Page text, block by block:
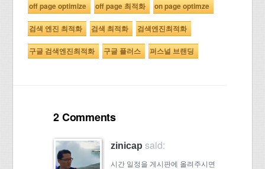
off page optimize off page 최적화 on page optimze
검색 엔진 최적화 검색 최적화 검색엔진최적화
구글 검색엔진최적화 구글 플러스 퍼스널 브랜딩
2 Comments
zinicap said:
시간 일정을 게시판에 올려주시면